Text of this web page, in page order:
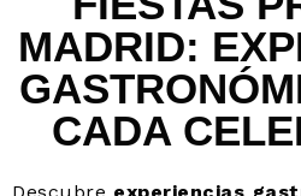
MADRID:
CADA